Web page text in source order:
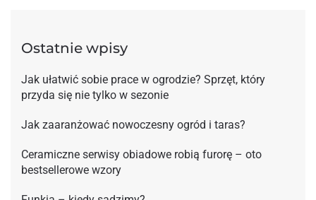
Ostatnie wpisy
Jak ułatwić sobie prace w ogrodzie? Sprzęt, który
przyda się nie tylko w sezonie
Jak zaaranżować nowoczesny ogród i taras?
Ceramiczne serwisy obiadowe robią furorę – oto
bestsellerowe wzory